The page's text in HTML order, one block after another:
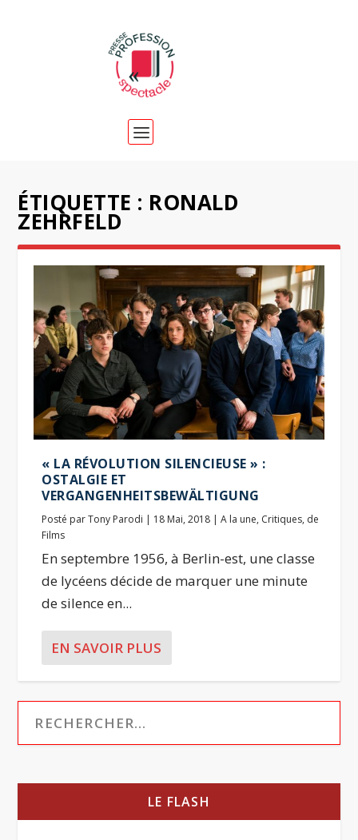
ÉTIQUETTE : RONALD
ZEHRFELD
« LA RÉVOLUTION SILENCIEUSE » :
OSTALGIE ET
VERGANGENHEITSBEWÄLTIGUNG
Posté parTony Parodi | 18 Mai, 2018 |A la une, Critiques, de
Films
En septembre 1956, à Berlin-est, une classe
de lycéens décide de marquer une minute
de silence en...
EN SAVOIR PLUS
LE FLASH